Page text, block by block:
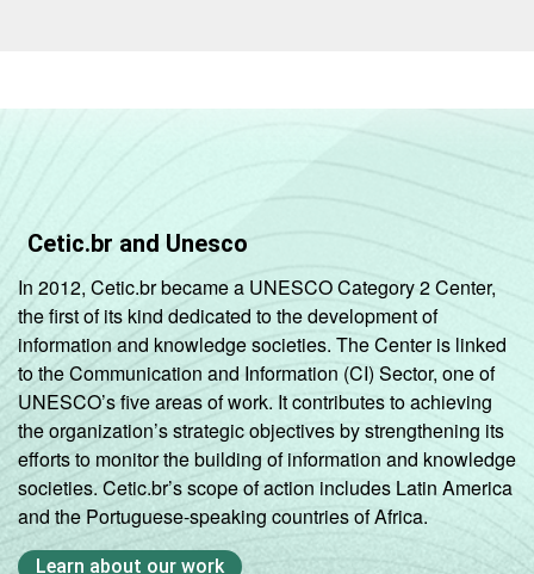
Cetic.br and Unesco
In 2012, Cetic.br became a UNESCO Category 2 Center,
the first of its kind dedicated to the development of
information and knowledge societies. The Center is linked
to the Communication and Information (CI) Sector, one of
UNESCO’s five areas of work. It contributes to achieving
the organization’s strategic objectives by strengthening its
efforts to monitor the building of information and knowledge
societies. Cetic.br’s scope of action includes Latin America
and the Portuguese-speaking countries of Africa.
Learn about our work